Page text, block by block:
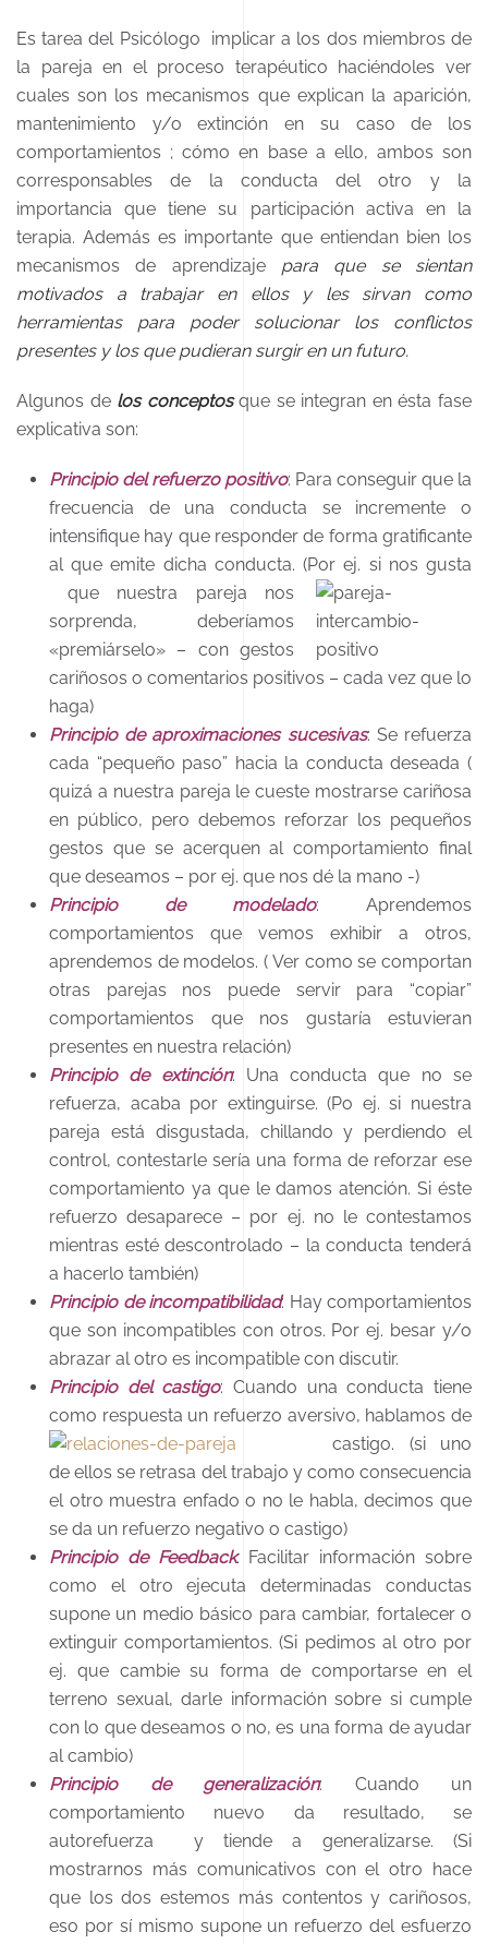
Es tarea del Psicólogo implicar a los dos miembros de
la pareja en el proceso terapéutico haciéndoles ver
cuales son los mecanismos que explican la aparición,
mantenimiento y/o extinción en su caso de los
comportamientos ; cómo en base a ello, ambos son
corresponsables de la conducta del otro y la
importancia que tiene su participación activa en la
terapia. Además es importante que entiendan bien los
mecanismos de aprendizaje para que se sientan
motivados a trabajar en ellos y les sirvan como
herramientas para poder solucionar los conflictos
presentes y los que pudieran surgir en un futuro.
Algunos delos conceptosque se integran en ésta fase
explicativa son:
Principio del refuerzo positivo: Para conseguir que la
frecuencia de una conducta se incremente o
intensifique hay que responder de forma gratificante
al que emite dicha conducta. (Por ej. si nos gusta
que nuestra pareja nos
sorprenda, deberíamos
«premiárselo» – con gestos
cariñosos o comentarios positivos – cada vez que lo
haga)
Principio de aproximaciones sucesivas: Se refuerza
cada “pequeño paso” hacia la conducta deseada (
quizá a nuestra pareja le cueste mostrarse cariñosa
en público, pero debemos reforzar los pequeños
gestos que se acerquen al comportamiento final
que deseamos – por ej. que nos dé la mano -)
Principio de modelado: Aprendemos
comportamientos que vemos exhibir a otros,
aprendemos de modelos. ( Ver como se comportan
otras parejas nos puede servir para “copiar”
comportamientos que nos gustaría estuvieran
presentes en nuestra relación)
Principio de extinción: Una conducta que no se
refuerza, acaba por extinguirse. (Po ej. si nuestra
pareja está disgustada, chillando y perdiendo el
control, contestarle sería una forma de reforzar ese
comportamiento ya que le damos atención. Si éste
refuerzo desaparece – por ej. no le contestamos
mientras esté descontrolado – la conducta tenderá
a hacerlo también)
Principio de incompatibilidad: Hay comportamientos
que son incompatibles con otros. Por ej. besar y/o
abrazar al otro es incompatible con discutir.
Principio del castigo: Cuando una conducta tiene
como respuesta un refuerzo aversivo, hablamos de
castigo. (si uno
de ellos se retrasa del trabajo y como consecuencia
el otro muestra enfado o no le habla, decimos que
se da un refuerzo negativo o castigo)
Principio de Feedback: Facilitar información sobre
como el otro ejecuta determinadas conductas
supone un medio básico para cambiar, fortalecer o
extinguir comportamientos. (Si pedimos al otro por
ej. que cambie su forma de comportarse en el
terreno sexual, darle información sobre si cumple
con lo que deseamos o no, es una forma de ayudar
al cambio)
Principio de generalización: Cuando un
comportamiento nuevo da resultado, se
autorefuerza y tiende a generalizarse. (Si
mostrarnos más comunicativos con el otro hace
que los dos estemos más contentos y cariñosos,
eso por sí mismo supone un refuerzo del esfuerzo